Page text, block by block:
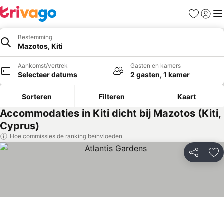
Favorieten
Bestemming
Mazotos, Kiti
Aankomst/vertrek
Selecteer datums
Gasten en kamers
2 gasten, 1 kamer
Sorteren Filteren Kaart
Accommodaties in Kiti dicht bij Mazotos (Kiti,
Cyprus)
Hoe commissies de ranking beïnvloeden
Delen